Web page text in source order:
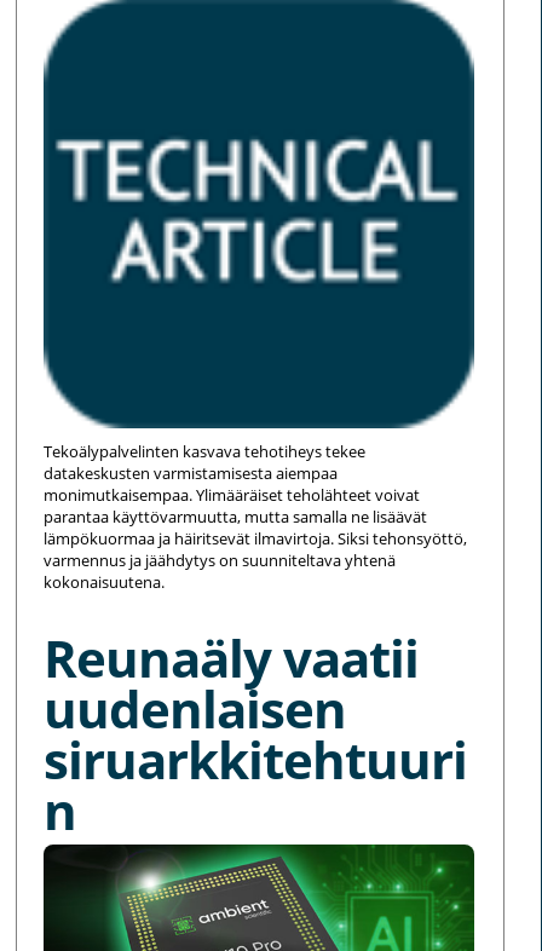
Tekoälypalvelinten kasvava tehotiheys tekee
datakeskusten varmistamisesta aiempaa
monimutkaisempaa. Ylimääräiset teholähteet voivat
parantaa käyttövarmuutta, mutta samalla ne lisäävät
lämpökuormaa ja häiritsevät ilmavirtoja. Siksi tehonsyöttö,
varmennus ja jäähdytys on suunniteltava yhtenä
kokonaisuutena.
Reunaäly vaatii
uudenlaisen
siruarkkitehtuuri
n